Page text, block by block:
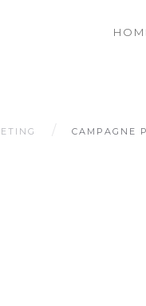
CAMPAGNE